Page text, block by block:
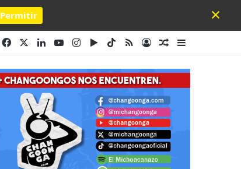
Permitir
Powered by SendPulse
×
FacebookLinkedInYouTubeInstagram
Google Play
TikTok
RSS AccesoPublicación al